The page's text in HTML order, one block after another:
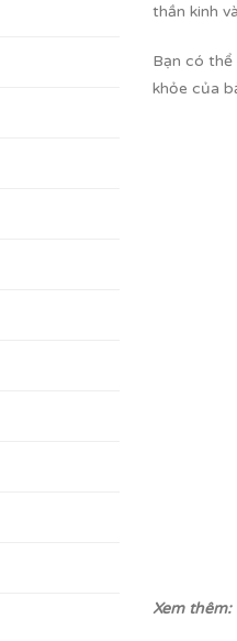
thần kinh
Bạn có
khỏe của
Xem thêm: